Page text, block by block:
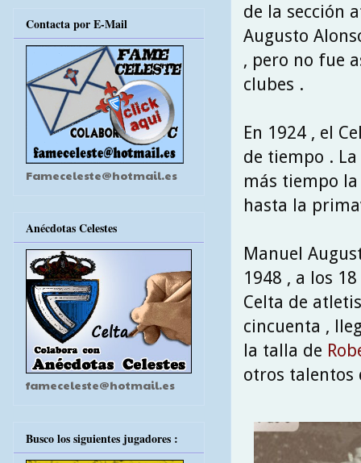
de la sección
Augusto
, pero no fue
clubes .
En 1924 , el
de tiempo .
más tiempo
hasta la
Manuel
1948 , a los
Celta de
cincuenta ,
la talla de
otros talentos
Contacta por E-Mail
Fameceleste@hotmail.es
Anécdotas Celestes
fameceleste@hotmail.es
Busco los siguientes jugadores :